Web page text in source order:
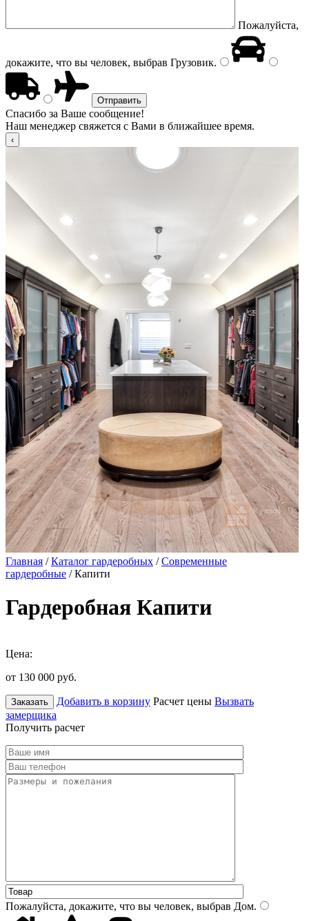
Пожалуйста,
докажите, что вы человек, выбрав Грузовик.
Спасибо за Ваше сообщение!
Наш менеджер свяжется с Вами в ближайшее время.
Главная /Каталог гардеробных /Современные
гардеробные / Капити
Гардеробная Капити
Цена:
от 130 000 руб.
Заказать Добавить в корзину Расчет цены Вызвать
замерщика
Получить расчет
Пожалуйста, докажите, что вы человек, выбрав Дом.